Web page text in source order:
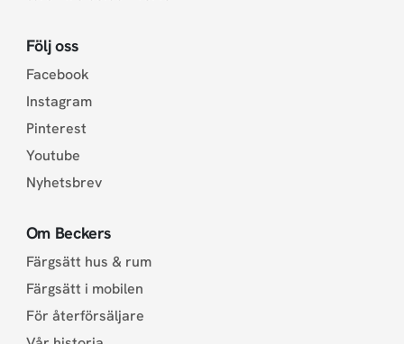
Följ oss
Facebook
Instagram
Pinterest
Youtube
Nyhetsbrev
Om Beckers
Färgsätt hus & rum
Färgsätt i mobilen
För återförsäljare